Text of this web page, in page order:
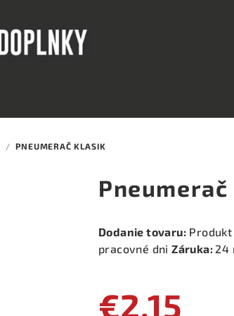
/ PNEUMERAČ KLASIK
Pneumerač
Dodanie tovaru:
pracovné dniZáruka: 24
€2,15